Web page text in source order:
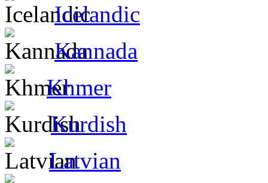
Icelandic
Kannada
Khmer
Kurdish
Latvian